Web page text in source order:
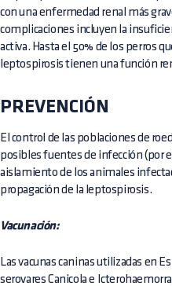
con una enfermedad renal más
complicaciones incluyen la
activa. Hasta el 50% de los perros
leptospirosis tienen una función
PREVENCIÓN
El control de las poblaciones de
posibles fuentes de infección (por
aislamiento de los animales
propagación de la leptospirosis.
Vacunación:
Las vacunas caninas utilizadas en
serovares Canicola e